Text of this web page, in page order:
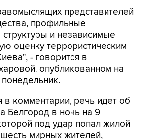
представителей
профильные
и независимые
оценку террористическим
- говорится в
опубликованном на
в комментарии, речь идет об
Белгород в ночь на 9
под удар попал жилой
мирных жителей,